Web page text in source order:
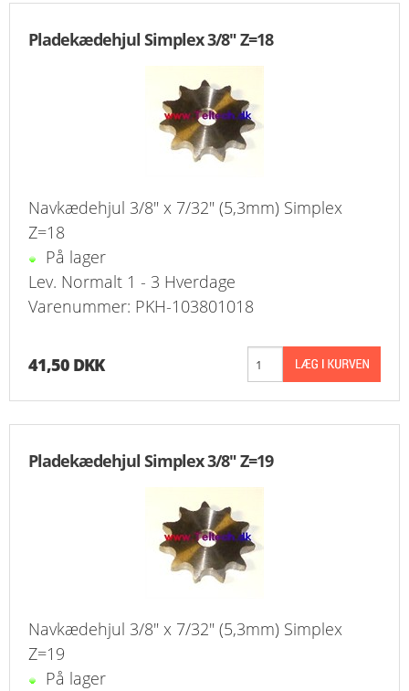
Pladekædehjul Simplex 3/8" Z=18
Navkædehjul 3/8" x 7/32" (5,3mm) Simplex
Z=18
På lager
Lev. Normalt 1 - 3 Hverdage
Varenummer: PKH-103801018
41,50 DKK
Pladekædehjul Simplex 3/8" Z=19
Navkædehjul 3/8" x 7/32" (5,3mm) Simplex
Z=19
På lager